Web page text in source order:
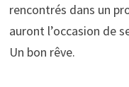
rencontrés dans un
auront l’occasion de
Un bon rêve.